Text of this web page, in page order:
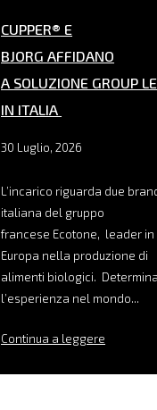
CUPPER® E
BJORG AFFIDANO
A SOLUZIONE GROUP
IN ITALIA
30 Luglio, 2026
L’incarico riguarda due
italiana del gruppo
francese Ecotone, leader in
Europa nella produzione di
alimenti biologici.
l’esperienza nel mondo...
Continua a leggere